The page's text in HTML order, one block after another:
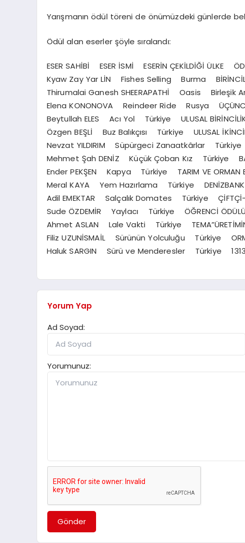
Yarışmanın ödül töreni de önümüzdeki günlerde
Ödül alan eserler şöyle sıralandı:
ESER SAHİBİ ESER İSMİ ESERİN ÇEKİLDİĞİ ÜLKE
Kyaw Zay Yar LİN Fishes Selling Burma
Thirumalai Ganesh SHEERAPATHİ Oasis Birleşik
Elena KONONOVA Reindeer Ride Rusya
Beytullah ELES Acı Yol Türkiye ULUSAL BİRİNCİLİK
Özgen BEŞLİ Buz Balıkçısı Türkiye ULUSAL
Nevzat YILDIRIM Süpürgeci Zanaatkârlar Türkiye
Mehmet Şah DENİZ Küçük Çoban Kız Türkiye
Ender PEKŞEN Kapya Türkiye TARIM VE ORMAN
Meral KAYA Yem Hazırlama Türkiye DENİZBANK
Adil EMEKTAR Salçalık Domates Türkiye ÇİFTÇİ-
Sude ÖZDEMİR Yaylacı Türkiye ÖĞRENCİ ÖDÜLÜ
Ahmet ASLAN Lale Vakti Türkiye TEMA”ÜRETİMİN
Filiz UZUNİSMAİL Sürünün Yolculuğu Türkiye
Haluk SARGIN Sürü ve Menderesler Türkiye 1313:
Yorum Yap
Ad Soyad:
Yorumunuz:
Gönder